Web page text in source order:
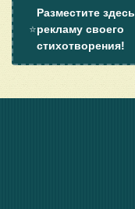
⭐
Разместите здесь
рекламу своего
стихотворения!